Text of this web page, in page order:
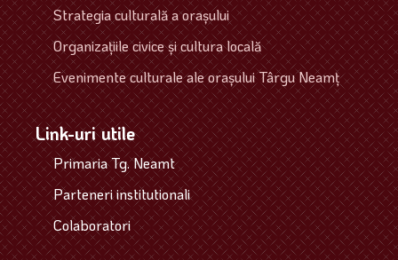
Strategia culturală a oraşului
Organizaţiile civice şi cultura locală
Evenimente culturale ale oraşului Târgu Neamţ
Link-uri utile
Primaria Tg. Neamt
Parteneri institutionali
Colaboratori